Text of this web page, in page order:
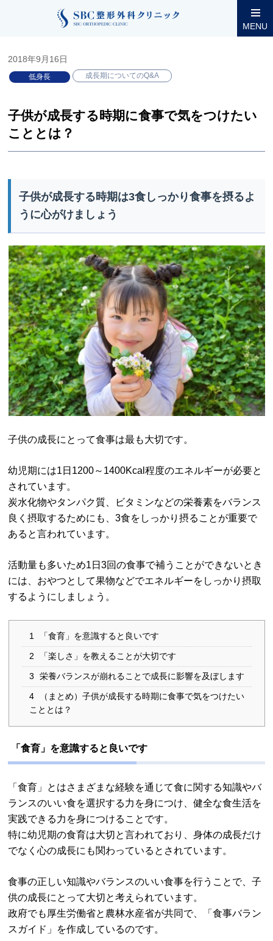
MENU
整形外科コラム 小児低身長 成長期についてのQ&A 子供
2018年9月16日
低身長 成長期についてのQ&A
子供が成長する時期に食事で気をつけたい
こととは？
子供が成長する時期は3食しっかり食事を摂るよ
うに心がけましょう
子供の成長にとって食事は最も大切です。
幼児期には1日1200～1400Kcal程度のエネルギーが必要と
されています。
炭水化物やタンパク質、ビタミンなどの栄養素をバランス
良く摂取するためにも、3食をしっかり摂ることが重要で
あると言われています。
活動量も多いため1日3回の食事で補うことができないとき
には、おやつとして果物などでエネルギーをしっかり摂取
するようにしましょう。
1 「食育」を意識すると良いです
2 「楽しさ」を教えることが大切です
3 栄養バランスが崩れることで成長に影響を及ぼします
4
（まとめ）子供が成長する時期に食事で気をつけたい
こととは？
「食育」を意識すると良いです
「食育」とはさまざまな経験を通じて食に関する知識やバ
ランスのいい食を選択する力を身につけ、健全な食生活を
実践できる力を身につけることです。
特に幼児期の食育は大切と言われており、身体の成長だけ
でなく心の成長にも関わっているとされています。
食事の正しい知識やバランスのいい食事を行うことで、子
供の成長にとって大切と考えられています。
政府でも厚生労働省と農林水産省が共同で、「食事バラン
スガイド」を作成しているのです。